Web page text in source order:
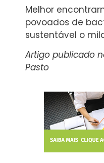
Melhor
povoados de
sustentável o
Artigo publicado
Pasto